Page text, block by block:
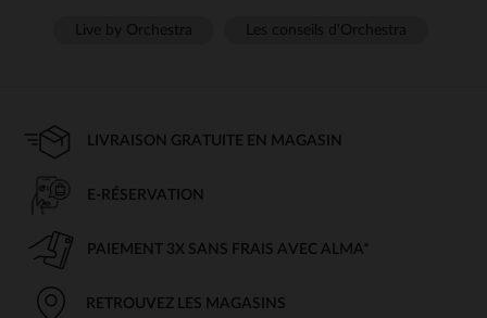
LIVRAISON GRATUITE EN MAGASIN
E-RÉSERVATION
PAIEMENT 3X SANS FRAIS AVEC ALMA*
RETROUVEZ LES MAGASINS